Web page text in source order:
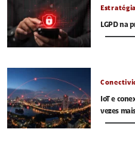
Estratégia
LGPD na
IoT e
vezes